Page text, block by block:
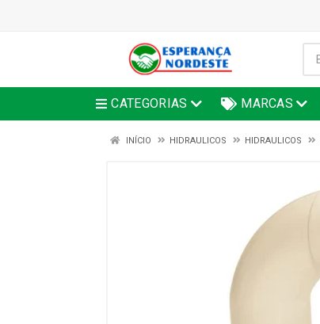
CATEGORIAS MARCAS
INÍCIO HIDRAULICOS HIDRAULICOS